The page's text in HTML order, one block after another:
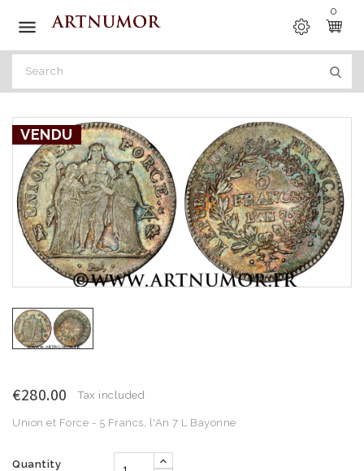

0
VENDU
€280.00 Tax included
Union et Force - 5 Francs, l'An 7 L Bayonne
Quantity